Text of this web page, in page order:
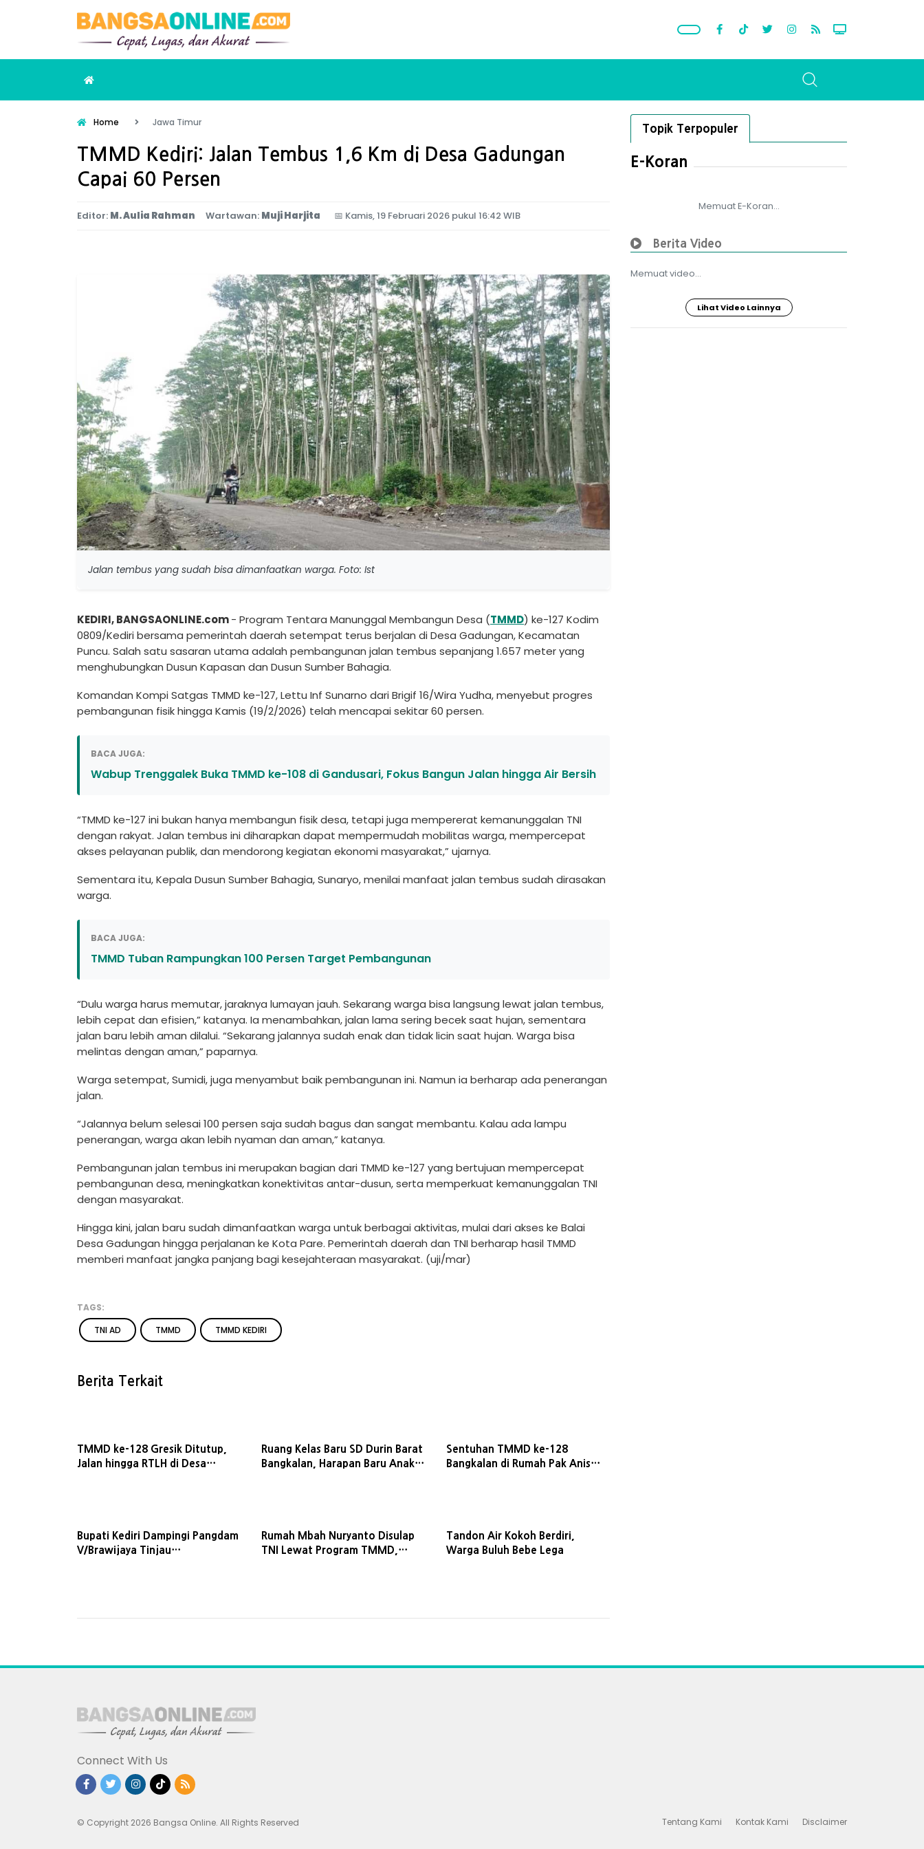
Home Jawa Timur
TMMD Kediri: Jalan Tembus 1,6 Km di Desa Gadungan
Capai 60 Persen
Editor: M. Aulia Rahman Wartawan: Muji Harjita 📅 Kamis, 19 Februari 2026 pukul 16:42 WIB
Jalan tembus yang sudah bisa dimanfaatkan warga. Foto: Ist
KEDIRI, BANGSAONLINE.com- Program Tentara Manunggal Membangun Desa (TMMD) ke-127 Kodim
0809/Kediri bersama pemerintah daerah setempat terus berjalan di Desa Gadungan, Kecamatan
Puncu. Salah satu sasaran utama adalah pembangunan jalan tembus sepanjang 1.657 meter yang
menghubungkan Dusun Kapasan dan Dusun Sumber Bahagia.
Komandan Kompi Satgas TMMD ke-127, Lettu Inf Sunarno dari Brigif 16/Wira Yudha, menyebut progres
pembangunan fisik hingga Kamis (19/2/2026) telah mencapai sekitar 60 persen.
BACA JUGA:
Wabup Trenggalek Buka TMMD ke-108 di Gandusari, Fokus Bangun Jalan hingga Air Bersih
“TMMD ke-127 ini bukan hanya membangun fisik desa, tetapi juga mempererat kemanunggalan TNI
dengan rakyat. Jalan tembus ini diharapkan dapat mempermudah mobilitas warga, mempercepat
akses pelayanan publik, dan mendorong kegiatan ekonomi masyarakat,” ujarnya.
Sementara itu, Kepala Dusun Sumber Bahagia, Sunaryo, menilai manfaat jalan tembus sudah dirasakan
warga.
BACA JUGA:
TMMD Tuban Rampungkan 100 Persen Target Pembangunan
“Dulu warga harus memutar, jaraknya lumayan jauh. Sekarang warga bisa langsung lewat jalan tembus,
lebih cepat dan efisien,” katanya. Ia menambahkan, jalan lama sering becek saat hujan, sementara
jalan baru lebih aman dilalui. “Sekarang jalannya sudah enak dan tidak licin saat hujan. Warga bisa
melintas dengan aman,” paparnya.
Warga setempat, Sumidi, juga menyambut baik pembangunan ini. Namun ia berharap ada penerangan
jalan.
“Jalannya belum selesai 100 persen saja sudah bagus dan sangat membantu. Kalau ada lampu
penerangan, warga akan lebih nyaman dan aman,” katanya.
Pembangunan jalan tembus ini merupakan bagian dari TMMD ke-127 yang bertujuan mempercepat
pembangunan desa, meningkatkan konektivitas antar-dusun, serta memperkuat kemanunggalan TNI
dengan masyarakat.
Hingga kini, jalan baru sudah dimanfaatkan warga untuk berbagai aktivitas, mulai dari akses ke Balai
Desa Gadungan hingga perjalanan ke Kota Pare. Pemerintah daerah dan TNI berharap hasil TMMD
memberi manfaat jangka panjang bagi kesejahteraan masyarakat. (uji/mar)
TAGS:
TNI AD
TMMD TMMD KEDIRI
Berita Terkait
TMMD ke-128 Gresik Ditutup,
Jalan hingga RTLH di Desa
Ruang Kelas Baru SD Durin Barat
Bangkalan, Harapan Baru Anak
Sentuhan TMMD ke-128
Bangkalan di Rumah Pak Anis
Bupati Kediri Dampingi Pangdam
V/Brawijaya Tinjau
Rumah Mbah Nuryanto Disulap
TNI Lewat Program TMMD,
Tandon Air Kokoh Berdiri,
Warga Buluh Bebe Lega
Topik Terpopuler
E-Koran
Memuat E-Koran...
Berita Video
Memuat video...
Lihat Video Lainnya
Connect With Us
© Copyright 2026 Bangsa Online. All Rights Reserved Tentang Kami Kontak Kami Disclaimer